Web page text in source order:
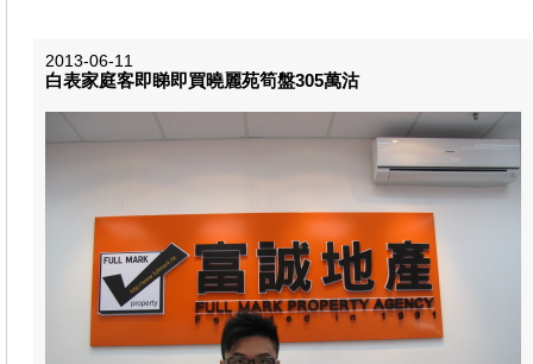
2013-06-11
白表家庭客即睇即買曉麗苑筍盤305萬沽